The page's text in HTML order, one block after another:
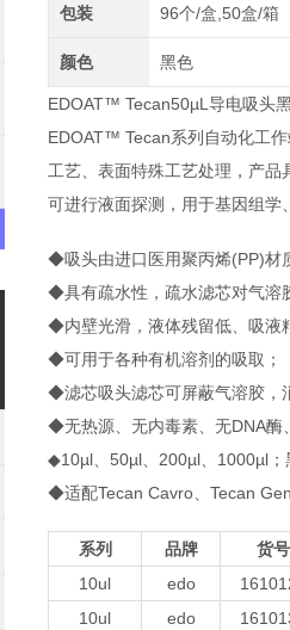
包装 96个/盒,50盒/箱
颜色 黑色
EDOAT™ Tecan50µL导电吸头
EDOAT™ Tecan系列自动化工
工艺、表面特殊工艺处理，产品
可进行液面探测，用于基因组
◆吸头由进口医用聚丙烯(PP)材
◆具有疏水性，疏水滤芯对气溶
◆内壁光滑，液体残留低、吸液
◆可用于各种有机溶剂的吸取；
◆滤芯吸头滤芯可屏蔽气溶胶，
◆无热源、无内毒素、无DNA酶
◆10µl、50µl、200µl、1000µl；
◆适配Tecan Cavro、Tecan
系列 品牌 货号
10ul
edo
10ul
edo